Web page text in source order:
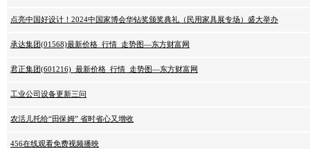
点亮中国好设计！2024中国家博会华钻奖颁奖典礼（民用家具展专场）盛大举办
承达集团(01568)最新价格_行情_走势图—东方财富网
君正集团(601216)_最新价格_行情_走势图—东方财富网
工业公司设备更新三问
农活儿托给“田保姆” 省时省心又增收
456在线观看免费视频播映